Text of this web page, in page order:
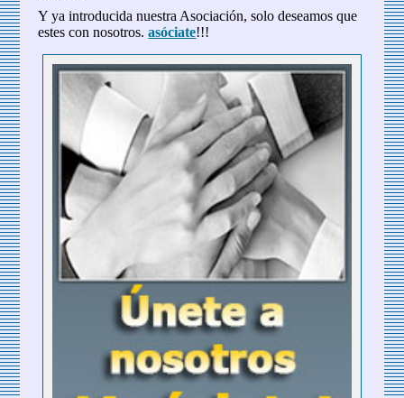
Y ya introducida nuestra Asociación, solo deseamos que
estes con nosotros.asóciate!!!